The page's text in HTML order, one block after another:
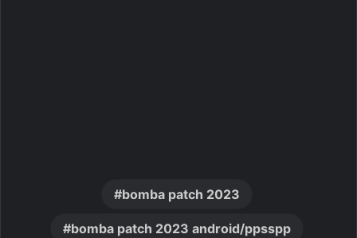
bomba patch 2023
bomba patch 2023 android/ppsspp